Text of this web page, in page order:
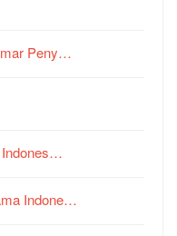
Peny…
Indones…
Indone…